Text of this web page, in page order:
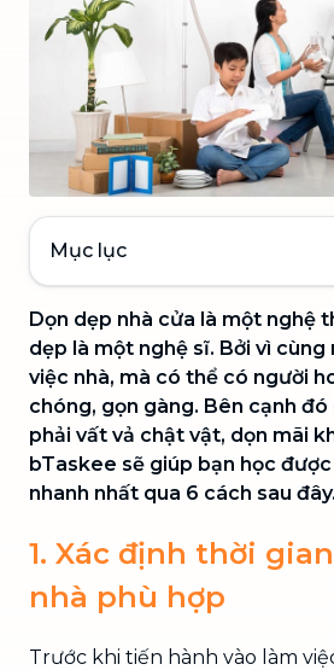
Mục lục
Dọn dẹp nhà cửa là một nghệ
dẹp là một nghệ sĩ. Bởi vì
việc nhà, mà có thể có người
chóng, gọn gàng. Bên cạnh
phải vất vả chật vật, dọn mãi
bTaskee sẽ giúp bạn học
nhanh nhất qua 6 cách sau đây.
1. Xác định thời
nhà phù hợp
Trước khi tiến hành vào làm